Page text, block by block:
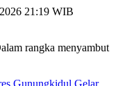
21:19 WIB
rangka menyambut